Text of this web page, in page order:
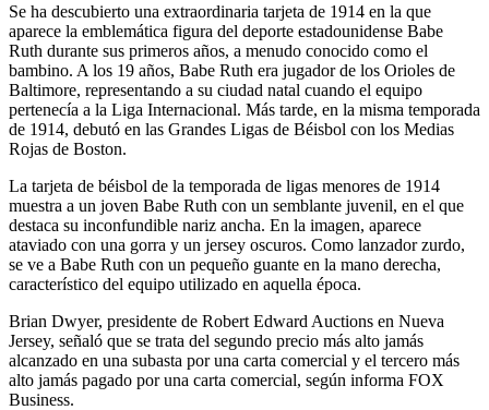
Se ha descubierto una extraordinaria tarjeta de 1914 en la que
aparece la emblemática figura del deporte estadounidense Babe
Ruth durante sus primeros años, a menudo conocido como el
bambino. A los 19 años, Babe Ruth era jugador de los Orioles de
Baltimore, representando a su ciudad natal cuando el equipo
pertenecía a la Liga Internacional. Más tarde, en la misma temporada
de 1914, debutó en las Grandes Ligas de Béisbol con los Medias
Rojas de Boston.
La tarjeta de béisbol de la temporada de ligas menores de 1914
muestra a un joven Babe Ruth con un semblante juvenil, en el que
destaca su inconfundible nariz ancha. En la imagen, aparece
ataviado con una gorra y un jersey oscuros. Como lanzador zurdo,
se ve a Babe Ruth con un pequeño guante en la mano derecha,
característico del equipo utilizado en aquella época.
Brian Dwyer, presidente de Robert Edward Auctions en Nueva
Jersey, señaló que se trata del segundo precio más alto jamás
alcanzado en una subasta por una carta comercial y el tercero más
alto jamás pagado por una carta comercial, según informa FOX
Business.